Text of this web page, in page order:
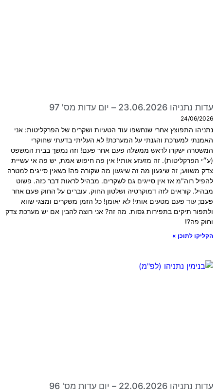
עדות נתניהו 23.06.2026 – יום עדות מס' 97
24/06/2026
נתניהו התפוצץ אחרי שנחשפו עוד הטעיות ושקרים של הפרקליטות: אני
האמנתי למערכת והגנתי על המערכת! לא העליתי בדעתי שחוקרי
המשטרה ישקרו לראש ממשלה פעם אחר פעם! וזה נמשך בבית המשפט
(ע״י הפרקליטות). זה מזעזע אותי! אין פה חיפוש אמת, יש פה אי עשיית
צדק משווע; זה שיגעון מה זה שיגעון מה שקורה פה! כשאין סייגים למטרה
להפיל רוה"מ אז אין סייגים גם לשקרים. מבהיל לראות דבר כזה. פשוט
מבהיל. קוראים לזה דמוקרטיה ושלטון החוק. עוברים על החוק פעם אחר
פעם; עוד פעם מטעים אותי! לא יאומן! כל הזמן משקרים ומצגי שווא
ולתפור תיקים בתפירות גסות. מה זה? אני רוצה להבין אם יש מערכת צדק
וחוק פה?!
הקליקו לתוכן »
עדות נתניהו 22.06.2026 – יום עדות מס' 96